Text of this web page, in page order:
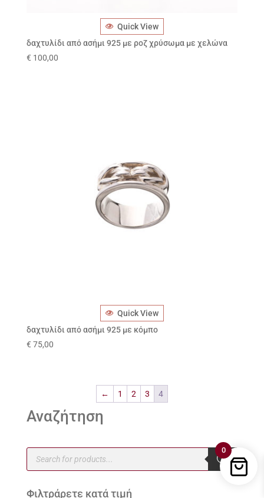
Quick View
δαχτυλίδι από ασήμι 925 με ροζ χρύσωμα με χελώνα
€ 100,00
Quick View
δαχτυλίδι από ασήμι 925 με κόμπο
€ 75,00
← 1 2 3 4
Αναζήτηση
Products
search
Φιλτράρετε κατά τιμή
0